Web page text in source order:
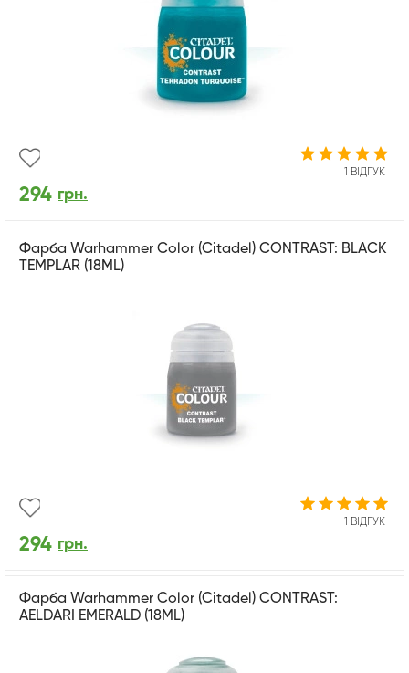
1 ВІДГУК
294 грн.
Фарба Warhammer Color (Citadel) CONTRAST: BLACK
TEMPLAR (18ML)
1 ВІДГУК
294 грн.
Фарба Warhammer Color (Citadel) CONTRAST:
AELDARI EMERALD (18ML)